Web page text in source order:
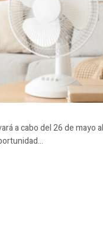
a cabo del 26 de mayo